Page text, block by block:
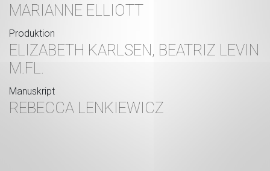
MARIANNE ELLIOTT
Produktion
ELIZABETH KARLSEN, BEATRIZ LEVIN
M.FL.
Manuskript
REBECCA LENKIEWICZ